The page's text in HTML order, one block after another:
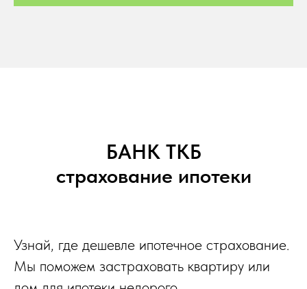
БАНК ТКБ
страхование ипотеки
Узнай, где дешевле ипотечное страхование.
Мы поможем застраховать квартиру или